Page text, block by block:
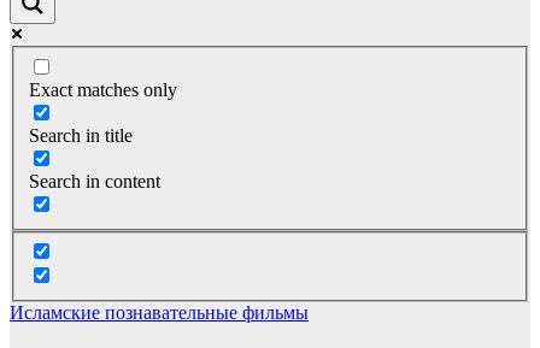
Exact matches only
Search in title
Search in content
Исламские познавательные фильмы